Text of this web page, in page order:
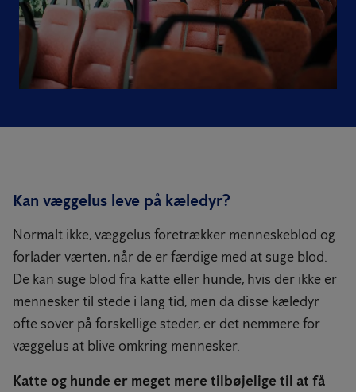
Kan væggelus leve på kæledyr?
Normalt ikke, væggelus foretrækker menneskeblod og
forlader værten, når de er færdige med at suge blod.
De kan suge blod fra katte eller hunde, hvis der ikke er
mennesker til stede i lang tid, men da disse kæledyr
ofte sover på forskellige steder, er det nemmere for
væggelus at blive omkring mennesker.
Katte og hunde er meget mere tilbøjelige til at få